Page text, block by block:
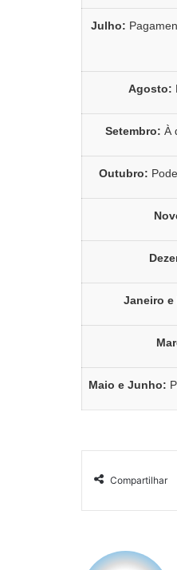
Julho:
Agosto:
Setembro: À
Outubro:
Janeiro e
Maio e Junho:
Compartilhar